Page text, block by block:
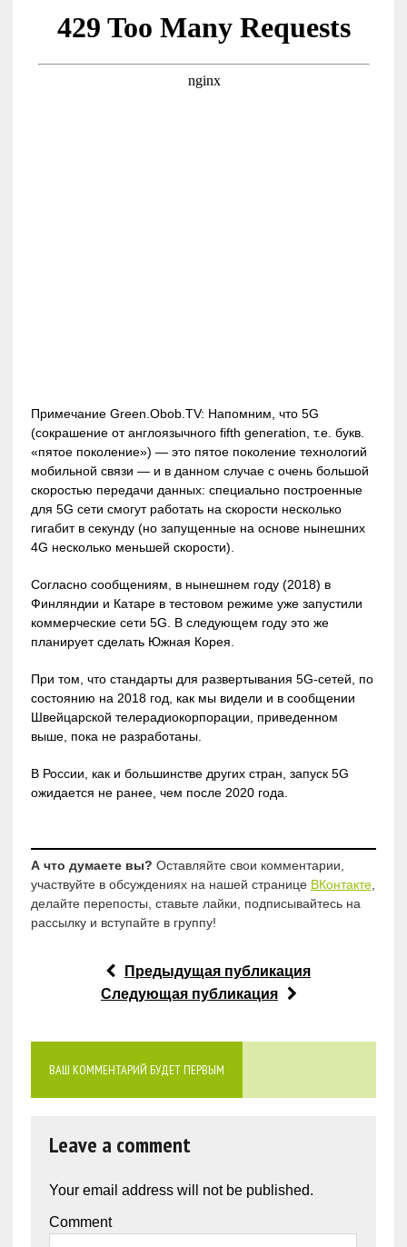
Примечание Green.Obob.TV: Напомним, что 5G
(сокрашение от англоязычного fifth generation, т.е. букв.
«пятое поколение») — это пятое поколение технологий
мобильной связи — и в данном случае с очень большой
скоростью передачи данных: специально построенные
для 5G сети смогут работать на скорости несколько
гигабит в секунду (но запущенные на основе нынешних
4G несколько меньшей скорости).
Согласно сообщениям, в нынешнем году (2018) в
Финляндии и Катаре в тестовом режиме уже запустили
коммерческие сети 5G. В следующем году это же
планирует сделать Южная Корея.
При том, что стандарты для развертывания 5G-сетей, по
состоянию на 2018 год, как мы видели и в сообщении
Швейцарской телерадиокорпорации, приведенном
выше, пока не разработаны.
В России, как и большинстве других стран, запуск 5G
ожидается не ранее, чем после 2020 года.
А что думаете вы? Оставляйте свои комментарии,
участвуйте в обсуждениях на нашей странице ВКонтакте,
делайте перепосты, ставьте лайки, подписывайтесь на
рассылку и вступайте в группу!
Предыдущая публикация
Следующая публикация
ВАШ КОММЕНТАРИЙ БУДЕТ ПЕРВЫМ
Leave a comment
Your email address will not be published.
Comment